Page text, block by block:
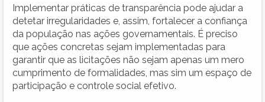
Implementar práticas de transparência pode ajudar a
detetar irregularidades e, assim, fortalecer a confiança
da população nas ações governamentais. É preciso
que ações concretas sejam implementadas para
garantir que as licitações não sejam apenas um mero
cumprimento de formalidades, mas sim um espaço de
participação e controle social efetivo.